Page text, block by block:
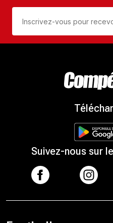
Suivez-nous sur